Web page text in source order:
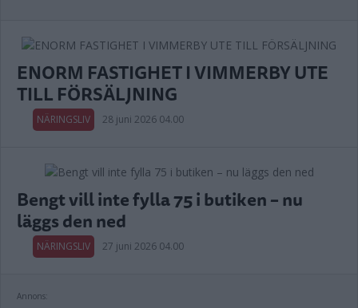
ENORM FASTIGHET I VIMMERBY UTE
TILL FÖRSÄLJNING
NÄRINGSLIV 28 juni 2026 04.00
Bengt vill inte fylla 75 i butiken – nu
läggs den ned
NÄRINGSLIV 27 juni 2026 04.00
Annons: